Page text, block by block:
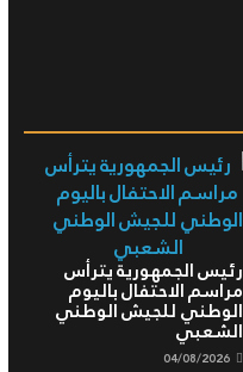
رئيس الجمهورية يترأس
مراسم الاحتفال باليوم
الوطني للجيش الوطني
الشعبي
04/08/2026